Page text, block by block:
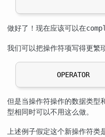
做好了！现在应该可以在
我们可以把操作符项写得更繁
但是当操作符操作的数据类型
型相同时可以不用这么做。
上述例子假定这个新操作符类